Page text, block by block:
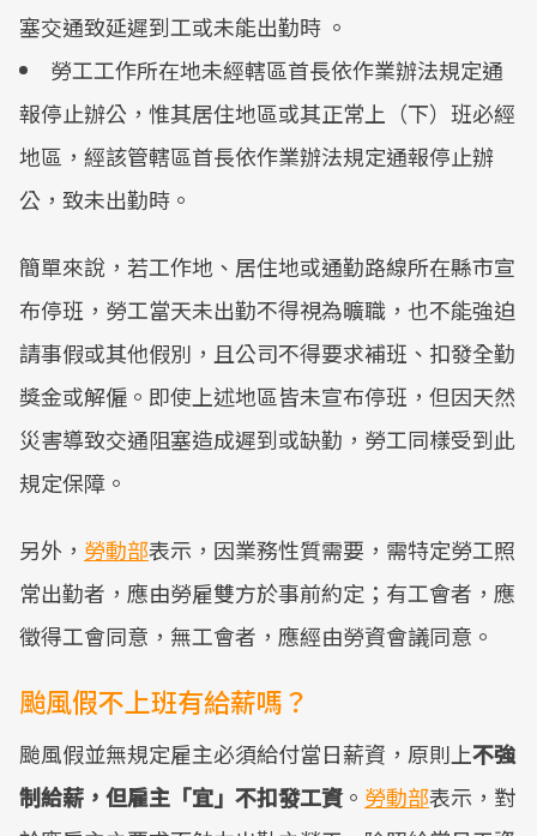
塞交通致延遲到工或未能出勤時 。
勞工工作所在地未經轄區首長依作業辦法規定通
報停止辦公，惟其居住地區或其正常上（下）班必經
地區，經該管轄區首長依作業辦法規定通報停止辦
公，致未出勤時。
簡單來說，若工作地、居住地或通勤路線所在縣市宣
布停班，勞工當天未出勤不得視為曠職，也不能強迫
請事假或其他假別，且公司不得要求補班、扣發全勤
獎金或解僱。即使上述地區皆未宣布停班，但因天然
災害導致交通阻塞造成遲到或缺勤，勞工同樣受到此
規定保障。
另外， 勞動部表示，因業務性質需要，需特定勞工照
常出勤者，應由勞雇雙方於事前約定；有工會者，應
徵得工會同意，無工會者，應經由勞資會議同意。
颱風假不上班有給薪嗎？
颱風假並無規定雇主必須給付當日薪資，原則上不強
制給薪，但雇主「宜」不扣發工資。 勞動部表示，對